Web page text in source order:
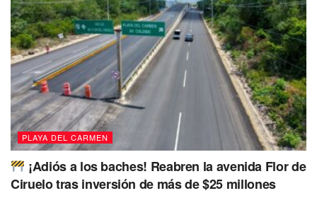
localizada entre las calles 4 y 6.
Sin embargo alrededor de las 4 de la tarde se haría
presente la desgracia, que dejaría en luto a una familia:
joven se había ahogado.
PLAYA DEL CARMEN
¡Adiós a los baches! Reabren la avenida Flor de
Ciruelo tras inversión de más de $25 millones